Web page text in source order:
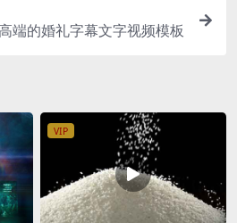
端的婚礼字幕文字视频模板
VIP